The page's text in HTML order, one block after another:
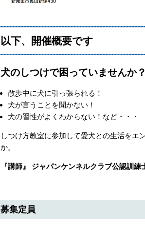
以下、開催概要です
犬のしつけで困っていませんか？
散歩中に犬に引っ張られる！
犬が言うことを聞かない！
犬の習性がよくわからない！など・・・
しつけ方教室に参加して愛犬との生活をエ
か。
『講師』 ジャパンケンネルクラブ公認訓
募集定員